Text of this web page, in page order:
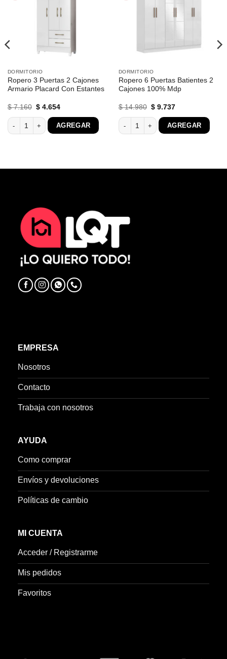
DORMITORIO
Ropero 3 Puertas 2 Cajones
Armario Placard Con Estantes
$7.160 El
original
era:
$ 7.160.
$4.654El
es:
$ 4.654.
Ropero 3 Puertas 2 Cajones Armario Placard Con Estantes cantidad
AGREGAR
DORMITORIO
Ropero 6 Puertas Batientes 2
Cajones 100% Mdp
$14.980 El
original
era:
$ 14.980.
$9.737El
es:
$ 9.737.
Ropero 6 Puertas Batientes 2
AGREGAR
Master 132366 cantidad
EMPRESA
Nosotros
Contacto
Trabaja con nosotros
AYUDA
Como comprar
Envíos y devoluciones
Políticas de cambio
MI CUENTA
Acceder / Registrarme
Mis pedidos
Favoritos